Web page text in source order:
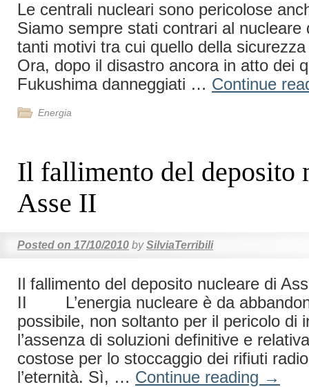
Le centrali nucleari sono pericolose
Siamo sempre stati contrari al nucleare
tanti motivi tra cui quello della
Ora, dopo il disastro ancora in atto dei
Fukushima danneggiati … Continue
Energia
Il fallimento del deposito
Asse II
Posted on 17/10/2010 by SilviaTerribili
Il fallimento del deposito nucleare di
II L’energia nucleare è da
possibile, non soltanto per il pericolo di
l’assenza di soluzioni definitive e
costose per lo stoccaggio dei rifiuti
l’eternità. Sì, … Continue reading →